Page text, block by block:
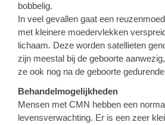
bobbelig.
In veel gevallen gaat een
met kleinere moedervlekken
lichaam. Deze worden satellieten
zijn meestal bij de geboorte
ze ook nog na de geboorte
Behandelmogelijkheden
Mensen met CMN hebben een
levensverwachting. Er is een zeer